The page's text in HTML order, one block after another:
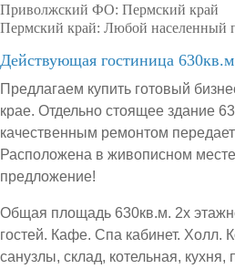
Приволжский ФО: Пермский край
Пермский край: Любой населенный
Действующая гостиница
Предлагаем купить готовый
крае. Отдельно стоящее здание
качественным ремонтом
Расположена в живописном
предложение!
Общая площадь 630кв.м. 2х
гостей. Кафе. Спа кабинет. Холл.
санузлы, склад, котельная, кухня,